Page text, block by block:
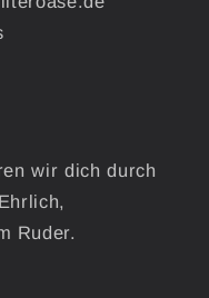
wir dich durch
Ruder.